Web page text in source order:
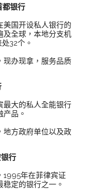
银行
美国开设私人银行的
及全球，本地分支机
32个。
现办现拿，服务品质
最大的私人全能银行
品。
地方政府单位以及政
行
1995年在菲律宾证
定的银行之一。